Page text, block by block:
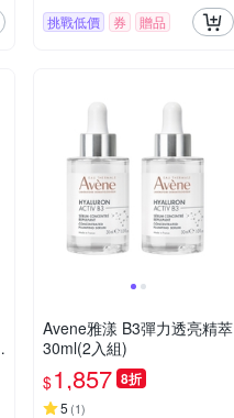
挑戰低價 券 贈品
Avene雅漾 B3彈力透亮精萃
30ml(2入組)
$1,857 8折
5 (1)